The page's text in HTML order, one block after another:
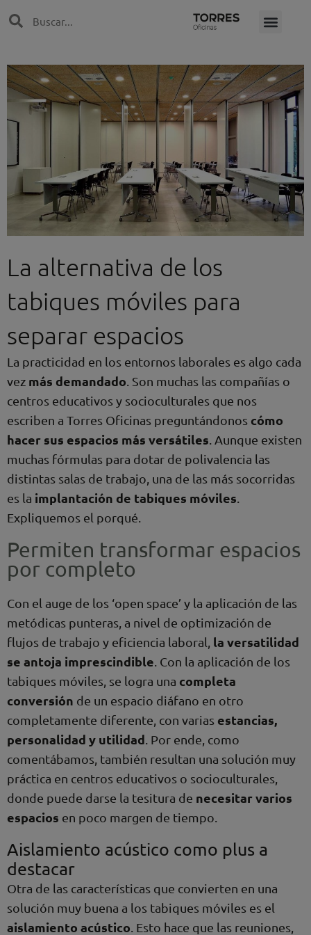
SearchSearch
La alternativa de los
tabiques móviles para
separar espacios
La practicidad en los entornos laborales es algo cada
vez más demandado . Son muchas las compañías o
centros educativos y socioculturales que nos
escriben a Torres Oficinas preguntándonos cómo
hacer sus espacios más versátiles . Aunque existen
muchas fórmulas para dotar de polivalencia las
distintas salas de trabajo, una de las más socorridas
es la implantación de tabiques móviles
Expliquemos el porqué.
Permiten transformar espacios
por completo
Con el auge de los ‘open space’ y la aplicación de las
metódicas punteras, a nivel de optimización de
flujos de trabajo y eficiencia laboral, la versatilidad
se antoja imprescindible . Con la aplicación de los
tabiques móviles, se logra una completa
conversión de un espacio diáfano en otro
completamente diferente, con varias estancias,
personalidad y utilidad . Por ende, como
comentábamos, también resultan una solución muy
práctica en centros educativos o socioculturales,
donde puede darse la tesitura de necesitar varios
espacios en poco margen de tiempo.
Aislamiento acústico como plus a
destacar
Otra de las características que convierten en una
solución muy buena a los tabiques móviles es el
aislamiento acústico . Esto hace que las reuniones,